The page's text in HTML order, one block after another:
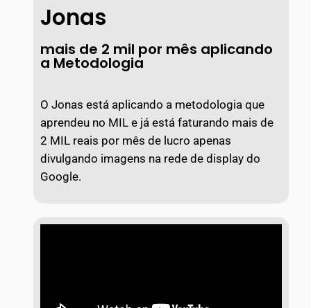
Jonas
mais de 2 mil por mês aplicando
a Metodologia
O Jonas está aplicando a metodologia que
aprendeu no MIL e já está faturando mais de
2 MIL reais por mês de lucro apenas
divulgando imagens na rede de display do
Google.